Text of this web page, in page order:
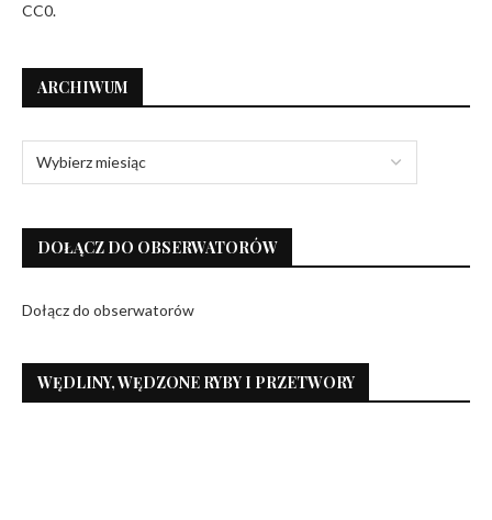
CC0.
ARCHIWUM
DOŁĄCZ DO OBSERWATORÓW
Dołącz do obserwatorów
WĘDLINY, WĘDZONE RYBY I PRZETWORY